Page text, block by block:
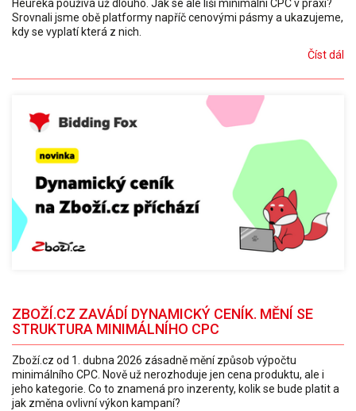
Heureka používá už dlouho. Jak se ale liší minimální CPC v praxi?
Srovnali jsme obě platformy napříč cenovými pásmy a ukazujeme,
kdy se vyplatí která z nich.
Číst dál
ZBOŽÍ.CZ ZAVÁDÍ DYNAMICKÝ CENÍK. MĚNÍ SE
STRUKTURA MINIMÁLNÍHO CPC
Zboží.cz od 1. dubna 2026 zásadně mění způsob výpočtu
minimálního CPC. Nově už nerozhoduje jen cena produktu, ale i
jeho kategorie. Co to znamená pro inzerenty, kolik se bude platit a
jak změna ovlivní výkon kampaní?